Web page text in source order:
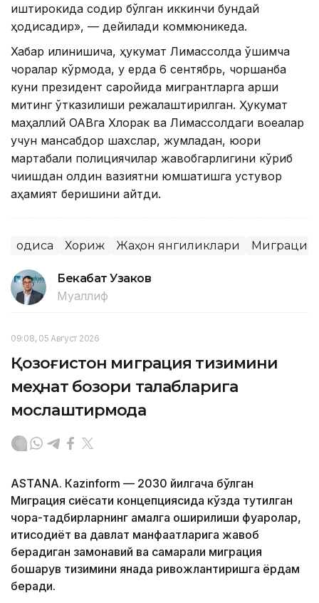
иштирокида содир бўлган иккинчи бундай
ҳодисадир», — дейилади коммюникеда.
Хабар қилинишича, ҳукумат Лимассолда қўшимча
чоралар кўрмоқда, у ерда 6 сентябрь, чоршанба
куни президент саройида мигрантларга қарши
митинг ўтказилиши режалаштирилган. Ҳукумат
маҳаллий ОАВга Хлорак ва Лимассолдаги воқеалар
учун мансабдор шахслар, жумладан, юқори
мартабали полициячилар жавобгарлигини кўриб
чиқишдан олдин вазиятни юмшатишга устувор
аҳамият беришини айтди.
Ҳодиса Хориж Жаҳон янгиликлари Миграция
Бекабат Узаков
Муаллиф
09:08, 05 Август 2026
Қозоғистон миграция тизимини
меҳнат бозори талабларига
мослаштирмоқда
ASTANА. Кazinform — 2030 йилгача бўлган
Миграция сиёсати концепциясида кўзда тутилган
чора-тадбирларнинг амалга оширилиши фуқаролар,
иқтисодиёт ва давлат манфаатларига жавоб
берадиган замонавий ва самарали миграция
бошқарув тизимини янада ривожлантиришга ёрдам
беради.